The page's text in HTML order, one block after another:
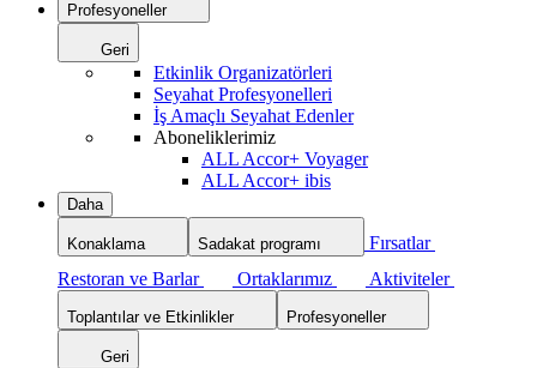
Profesyoneller
Geri
Etkinlik Organizatörleri
Seyahat Profesyonelleri
İş Amaçlı Seyahat Edenler
Aboneliklerimiz
ALL Accor+ Voyager
ALL Accor+ ibis
Daha
Konaklama Sadakat programı
Fırsatlar
Restoran ve Barlar
Ortaklarımız Aktiviteler
Toplantılar ve Etkinlikler Profesyoneller
Geri